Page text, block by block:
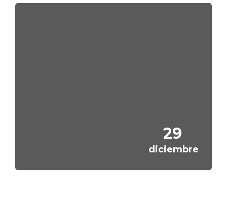
Salta [Cocoon] Featured Event
29
diciembre